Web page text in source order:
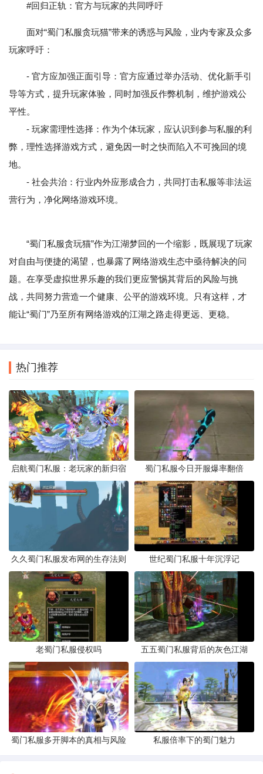
#回归正轨：官方与玩家的共同呼吁
面对“蜀门私服贪玩猫”带来的诱惑与风险，业内专家及众多
玩家呼吁：
- 官方应加强正面引导：官方应通过举办活动、优化新手引
导等方式，提升玩家体验，同时加强反作弊机制，维护游戏公
平性。
- 玩家需理性选择：作为个体玩家，应认识到参与私服的利
弊，理性选择游戏方式，避免因一时之快而陷入不可挽回的境
地。
- 社会共治：行业内外应形成合力，共同打击私服等非法运
营行为，净化网络游戏环境。
“蜀门私服贪玩猫”作为江湖梦回的一个缩影，既展现了玩家
对自由与便捷的渴望，也暴露了网络游戏生态中亟待解决的问
题。在享受虚拟世界乐趣的我们更应警惕其背后的风险与挑
战，共同努力营造一个健康、公平的游戏环境。只有这样，才
能让“蜀门”乃至所有网络游戏的江湖之路走得更远、更稳。
热门推荐
启航蜀门私服：老玩家的新归宿 蜀门私服今日开服爆率翻倍
久久蜀门私服发布网的生存法则 世纪蜀门私服十年沉浮记
老蜀门私服侵权吗 五五蜀门私服背后的灰色江湖
蜀门私服多开脚本的真相与风险 私服倍率下的蜀门魅力